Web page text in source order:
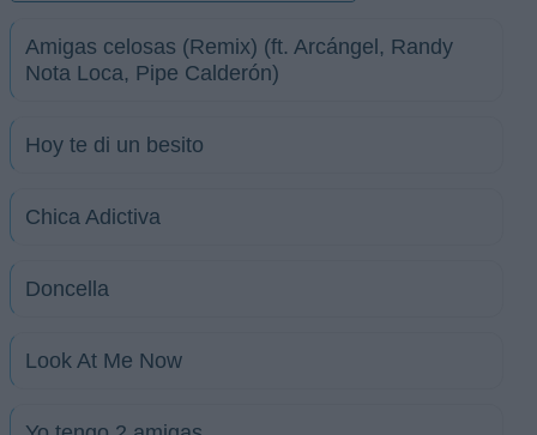
Amigas celosas (Remix) (ft. Arcángel, Randy
Nota Loca, Pipe Calderón)
Hoy te di un besito
Chica Adictiva
Doncella
Look At Me Now